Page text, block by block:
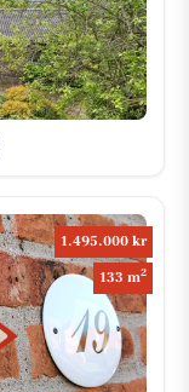
1.495.000 kr
133 m2